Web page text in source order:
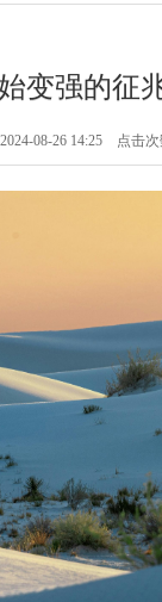
变强的征
08-26 14:25 点击次